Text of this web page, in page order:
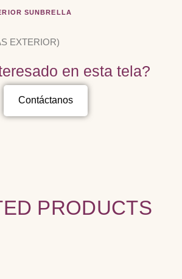
SUNBRELLA
EXTERIOR)
en esta tela?
Contáctanos
PRODUCTS